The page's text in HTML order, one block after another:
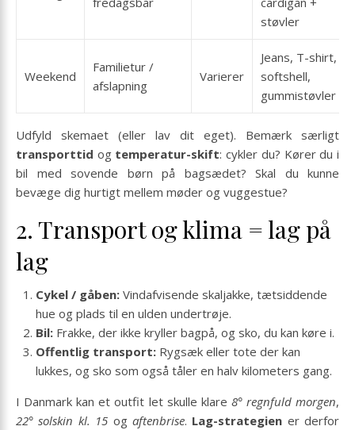
støvler
Weekend
Familietur /
afslapning
Varierer
Jeans, T-shirt,
softshell,
gummistøvler
Udfyld skemaet (eller lav dit eget). Bemærk særligt
transporttid og temperatur-skift: cykler du? Kører du i
bil med sovende børn på bagsædet? Skal du kunne
bevæge dig hurtigt mellem møder og vuggestue?
2. Transport og klima = lag på
lag
Cykel / gåben: Vindafvisende skaljakke, tætsiddende
hue og plads til en ulden undertrøje.
Bil: Frakke, der ikke kryller bagpå, og sko, du kan køre i.
Offentlig transport: Rygsæk eller tote der kan
lukkes, og sko som også tåler en halv kilometers gang.
I Danmark kan et outfit let skulle klare 8° regnfuld morgen,
22° solskin kl. 15 og aftenbrise. Lag-strategien er derfor